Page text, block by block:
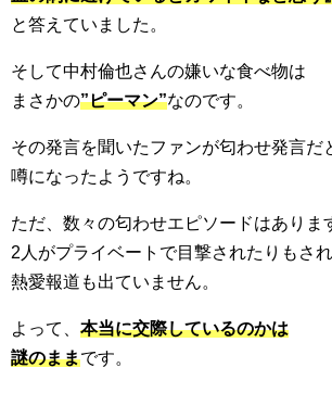
と答えていました。
そして中村倫也さんの嫌いな食べ物は
まさかの”ピーマン”なのです。
その発言を聞いたファンが匂わせ発言だ
噂になったようですね。
ただ、数々の匂わせエピソードはありま
2人がプライベートで目撃されたりもさ
熱愛報道も出ていません。
よって、 本当に交際しているのかは
謎のままです。